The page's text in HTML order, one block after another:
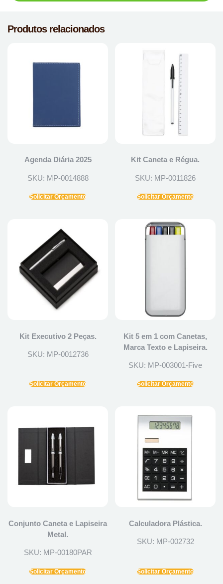
Produtos relacionados
Agenda Diária 2025
SKU: MP-0014888
Solicitar Orçamento
Kit Caneta e Régua.
SKU: MP-0011826
Solicitar Orçamento
Kit Executivo 2 Peças.
SKU: MP-0012736
Solicitar Orçamento
Kit 5 em 1 com Canetas,
Marca Texto e Lapiseira.
SKU: MP-003001-Five
Solicitar Orçamento
Conjunto Caneta e Lapiseira
Metal.
SKU: MP-00180PAR
Solicitar Orçamento
Calculadora Plástica.
SKU: MP-002732
Solicitar Orçamento